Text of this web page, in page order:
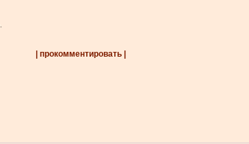
| прокомментировать |